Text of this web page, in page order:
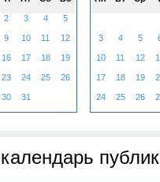
2 3 4 5
9 10 11 12
16 17 18 19
23 24 25 26
30 31
3 4 5
10 11 12
17 18 19
24 25 26
календарь